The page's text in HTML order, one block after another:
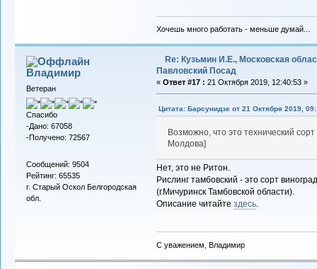
Хочешь много работать - меньше думай...
Владимиp
Ветеран
Спасибо
-Дано: 67058
-Получено: 72567
Сообщений: 9504
Рейтинг: 65535
г. Старый Оскол Белгородская
обл.
Re: Кузьмин И.Е., Московская
Павловский Посад
« Ответ #17 : 21 Октября 2019, 12:40:53 »
Цитата: Барсунидзе от 21 Октября 2019,
Возможно, что это технический
Молдова]
Нет, это не Ритон.
Рислинг тамбовский - это сорт
(г.Мичуринск Тамбовской области).
Описание читайте здесь.
С уважением, Владимир